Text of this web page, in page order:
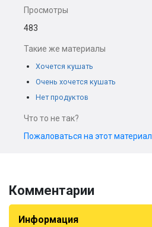
Просмотры
483
Такие же материалы
Хочется кушать
Очень хочется кушать
Нет продуктов
Что то не так?
Пожаловаться на этот материал
Комментарии
Информация